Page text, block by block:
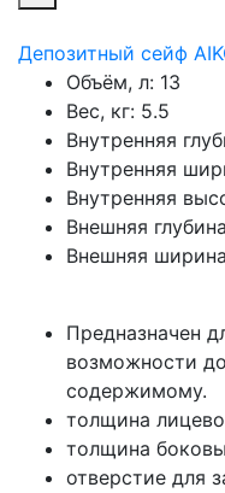
Депозитный сейф
Объём, л: 13
Вес, кг: 5.5
Внутренняя
Внутренняя
Внутренняя
Внешняя
Внешняя
Предназначен
возможности
содержимому.
толщина
толщина
отверстие для